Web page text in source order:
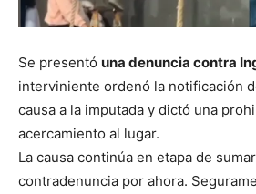
Se presentó una denuncia contra
interviniente ordenó la notificación
causa a la imputada y dictó una
acercamiento al lugar.
La causa continúa en etapa de
contradenuncia por ahora.